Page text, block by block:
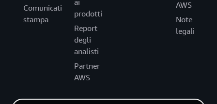
Comunicati
stampa
ai
prodotti
Report
degli
analisti
Partner
AWS
AWS
Note
legali